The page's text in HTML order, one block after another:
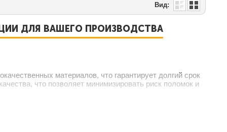
Вид:
ДЛЯ ВАШЕГО ПРОИЗВОДСТВА
материалов, что гарантирует долгий срок
что позволяет минимизировать риск поломок и